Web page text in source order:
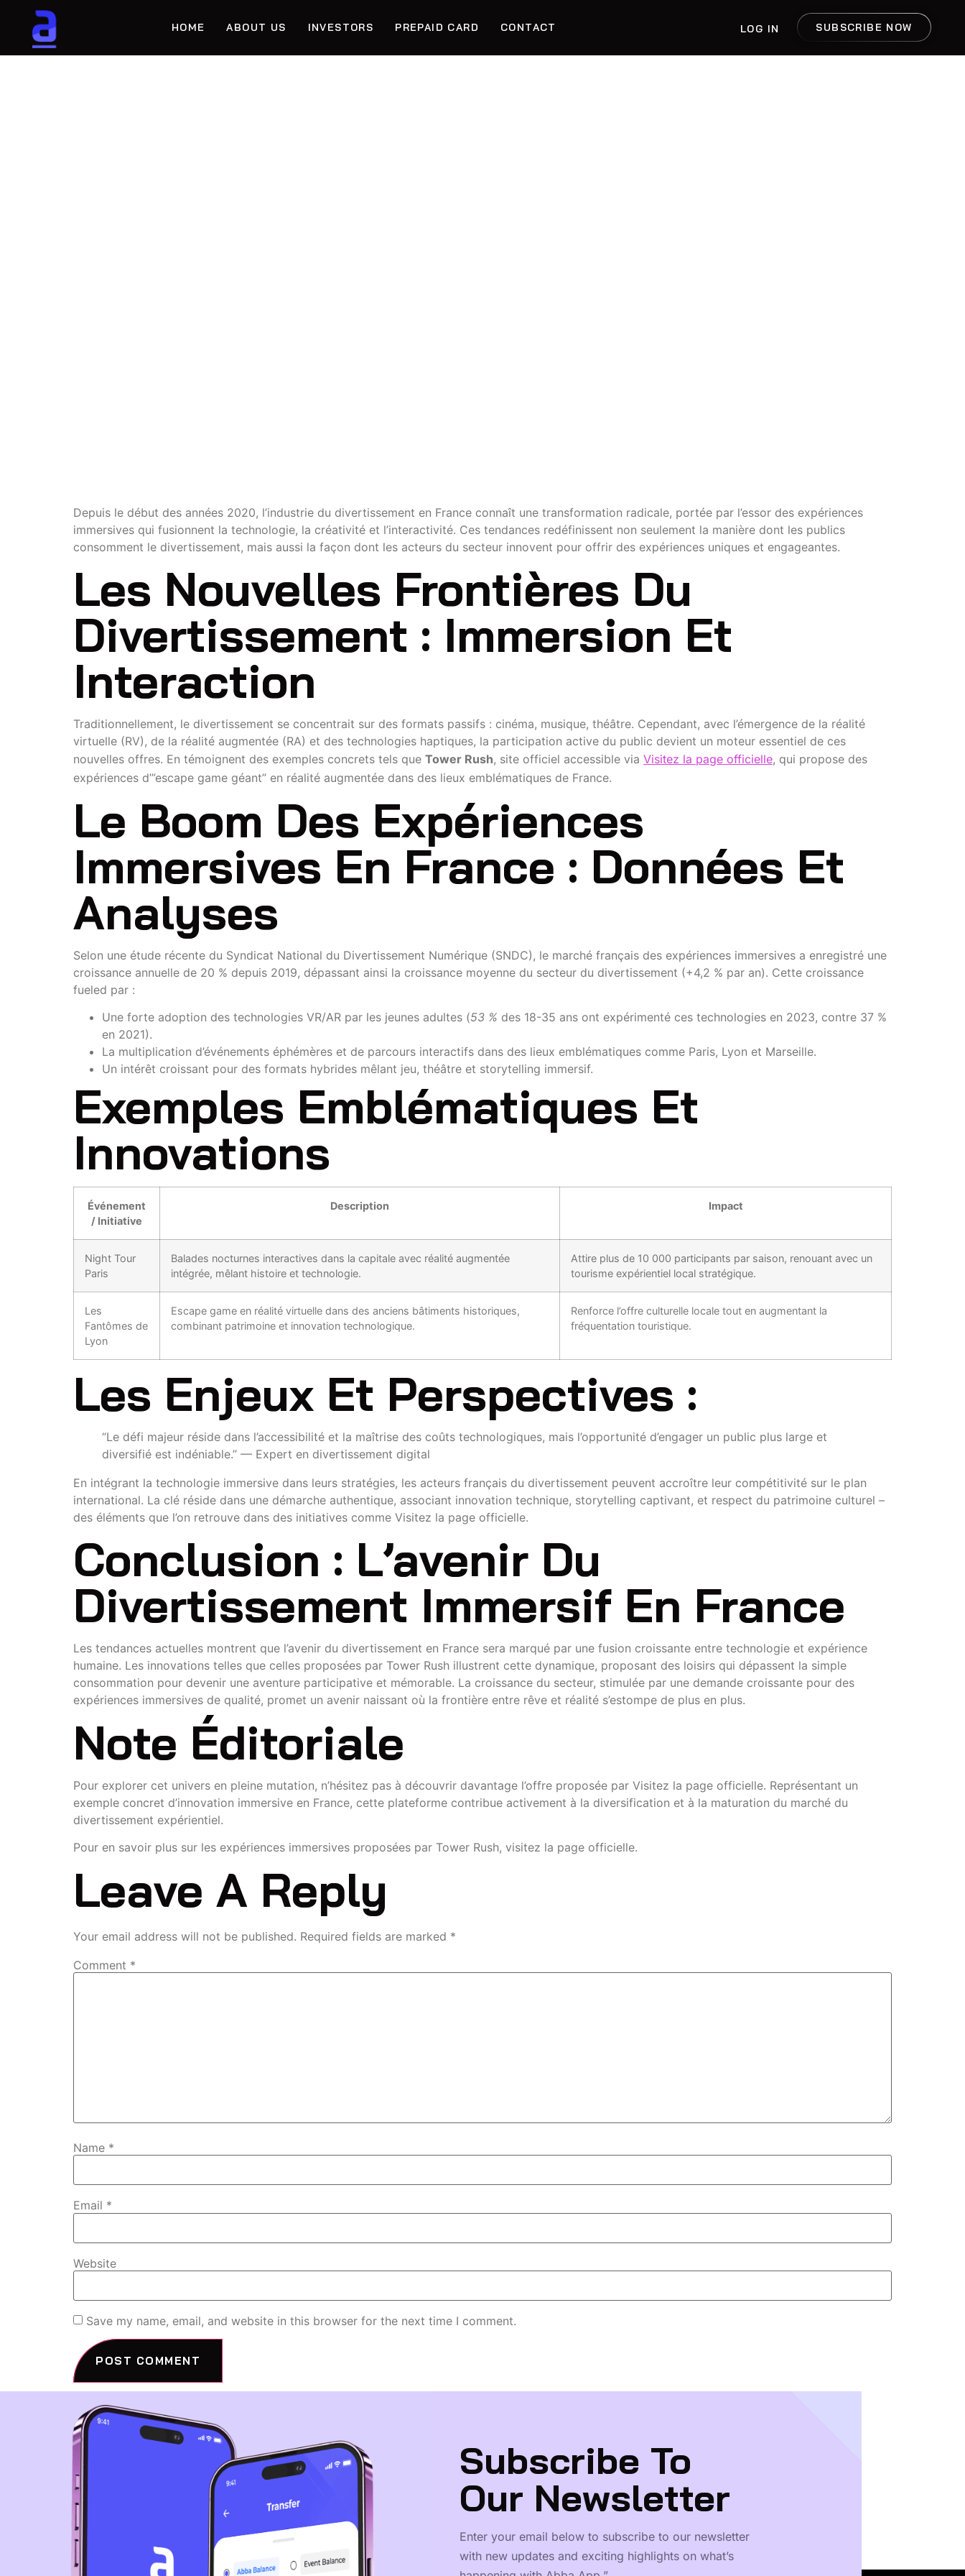
HOME ABOUT US INVESTORS PREPAID CARD CONTACT LOG IN SUBSCRIBE NOW
Depuis le début des années 2020, l’industrie du divertissement en France connaît une transformation radicale, portée par l’essor des expériences
immersives qui fusionnent la technologie, la créativité et l’interactivité. Ces tendances redéfinissent non seulement la manière dont les publics
consomment le divertissement, mais aussi la façon dont les acteurs du secteur innovent pour offrir des expériences uniques et engageantes.
Les Nouvelles Frontières Du
Divertissement : Immersion Et
Interaction
Traditionnellement, le divertissement se concentrait sur des formats passifs : cinéma, musique, théâtre. Cependant, avec l’émergence de la réalité
virtuelle (RV), de la réalité augmentée (RA) et des technologies haptiques, la participation active du public devient un moteur essentiel de ces
nouvelles offres. En témoignent des exemples concrets tels que Tower Rush, site officiel accessible via Visitez la page officielle, qui propose des
expériences d’”escape game géant” en réalité augmentée dans des lieux emblématiques de France.
Le Boom Des Expériences
Immersives En France : Données Et
Analyses
Selon une étude récente du Syndicat National du Divertissement Numérique (SNDC), le marché français des expériences immersives a enregistré une
croissance annuelle de 20 % depuis 2019, dépassant ainsi la croissance moyenne du secteur du divertissement (+4,2 % par an). Cette croissance
fueled par :
Une forte adoption des technologies VR/AR par les jeunes adultes (53 % des 18-35 ans ont expérimenté ces technologies en 2023, contre 37 %
en 2021).
La multiplication d’événements éphémères et de parcours interactifs dans des lieux emblématiques comme Paris, Lyon et Marseille.
Un intérêt croissant pour des formats hybrides mêlant jeu, théâtre et storytelling immersif.
Exemples Emblématiques Et
Innovations
Événement
/ Initiative
Description Impact
Night Tour
Paris
Balades nocturnes interactives dans la capitale avec réalité augmentée
intégrée, mêlant histoire et technologie.
Attire plus de 10 000 participants par saison, renouant avec un
tourisme expérientiel local stratégique.
Les
Fantômes de
Lyon
Escape game en réalité virtuelle dans des anciens bâtiments historiques,
combinant patrimoine et innovation technologique.
Renforce l’offre culturelle locale tout en augmentant la
fréquentation touristique.
Les Enjeux Et Perspectives :
“Le défi majeur réside dans l’accessibilité et la maîtrise des coûts technologiques, mais l’opportunité d’engager un public plus large et
diversifié est indéniable.” — Expert en divertissement digital
En intégrant la technologie immersive dans leurs stratégies, les acteurs français du divertissement peuvent accroître leur compétitivité sur le plan
international. La clé réside dans une démarche authentique, associant innovation technique, storytelling captivant, et respect du patrimoine culturel –
des éléments que l’on retrouve dans des initiatives comme Visitez la page officielle.
Conclusion : L’avenir Du
Divertissement Immersif En France
Les tendances actuelles montrent que l’avenir du divertissement en France sera marqué par une fusion croissante entre technologie et expérience
humaine. Les innovations telles que celles proposées par Tower Rush illustrent cette dynamique, proposant des loisirs qui dépassent la simple
consommation pour devenir une aventure participative et mémorable. La croissance du secteur, stimulée par une demande croissante pour des
expériences immersives de qualité, promet un avenir naissant où la frontière entre rêve et réalité s’estompe de plus en plus.
Note Éditoriale
Pour explorer cet univers en pleine mutation, n’hésitez pas à découvrir davantage l’offre proposée par Visitez la page officielle. Représentant un
exemple concret d’innovation immersive en France, cette plateforme contribue activement à la diversification et à la maturation du marché du
divertissement expérientiel.
Pour en savoir plus sur les expériences immersives proposées par Tower Rush, visitez la page officielle.
Leave A Reply
Your email address will not be published. Required fields are marked *
Comment *
Name *
Email *
Website
Save my name, email, and website in this browser for the next time I comment.
Subscribe To
Our Newsletter
Enter your email below to subscribe to our newsletter
with new updates and exciting highlights on what’s